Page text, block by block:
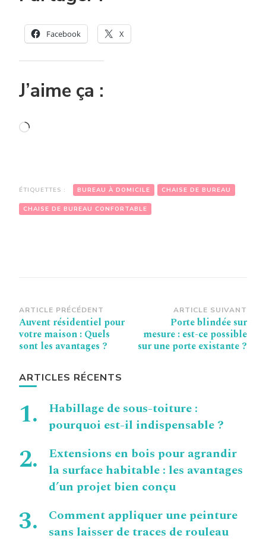
Facebook X
J’aime ça :
Chargement…
ÉTIQUETTES : BUREAU À DOMICILE CHAISE DE BUREAU
CHAISE DE BUREAU CONFORTABLE
Navigation
d’article
ARTICLE PRÉCÉDENT
Auvent résidentiel pour
votre maison : Quels
sont les avantages ?
ARTICLE SUIVANT
Porte blindée sur
mesure : est-ce possible
sur une porte existante ?
ARTICLES RÉCENTS
Habillage de sous-toiture :
pourquoi est-il indispensable ?
Extensions en bois pour agrandir
la surface habitable : les avantages
d’un projet bien conçu
Comment appliquer une peinture
sans laisser de traces de rouleau